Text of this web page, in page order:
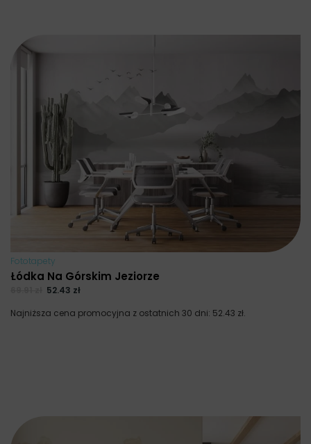
Fototapety
Łódka Na Górskim Jeziorze
52.43 zł
Najniższa cena promocyjna z ostatnich 30 dni: 52.43 zł.